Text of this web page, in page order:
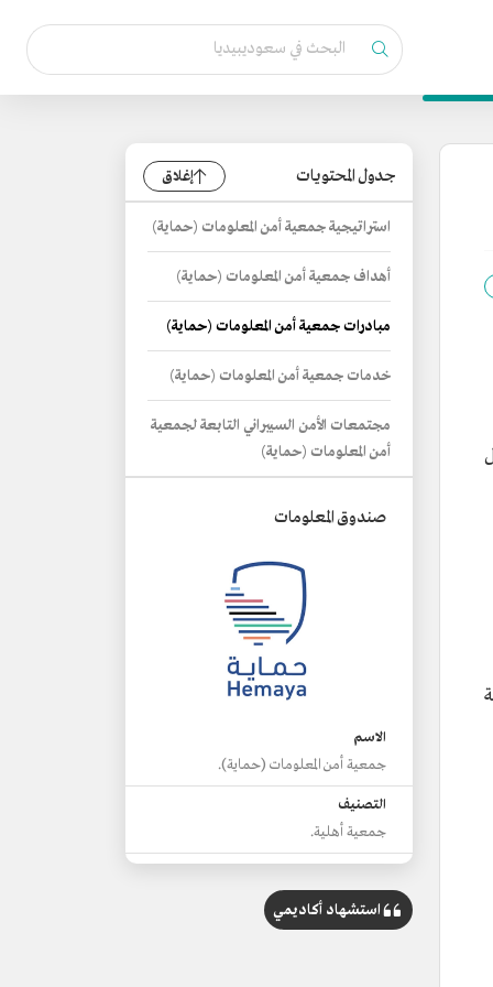
جدول المحتويات إغلاق
استراتيجية جمعية أمن المعلومات (حماية)
أهداف جمعية أمن المعلومات (حماية)
مبادرات جمعية أمن المعلومات (حماية)
خدمات جمعية أمن المعلومات (حماية)
مجتمعات الأمن السيبراني التابعة لجمعية
أمن المعلومات (حماية)
صندوق المعلومات
الاسم
جمعية أمن المعلومات (حماية).
التصنيف
جمعية أهلية.
مدينة الرياض.
استشهاد أكاديمي